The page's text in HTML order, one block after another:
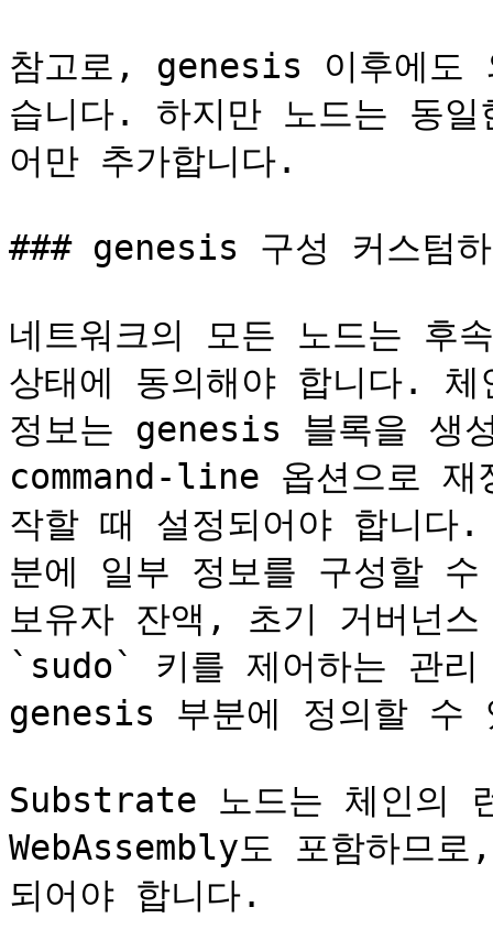
참고로, genesis 이후에도
습니다. 하지만 노드는 동
어만 추가합니다.
### genesis 구성 커스텀
네트워크의 모든 노드는 후
상태에 동의해야 합니다.
정보는 genesis 블록을 생
command-line 옵션으로
작할 때 설정되어야 합니
분에 일부 정보를 구성할
보유자 잔액, 초기 거버넌
`sudo` 키를 제어하는 관
genesis 부분에 정의할 수
Substrate 노드는 체인의
WebAssembly도 포함하므
되어야 합니다.